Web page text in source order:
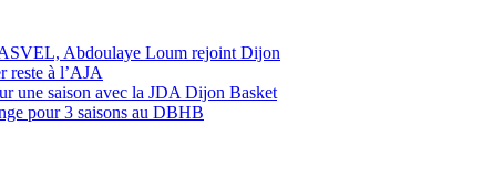
Abdoulaye Loum rejoint Dijon
reste à l’AJA
une saison avec la JDA Dijon Basket
pour 3 saisons au DBHB